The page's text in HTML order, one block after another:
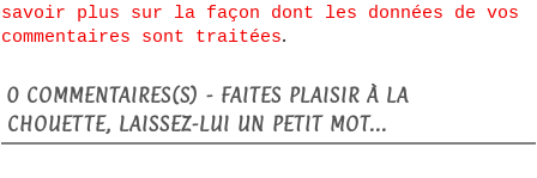
savoir plus sur la façon dont les données de vos
commentaires sont traitées.
0 COMMENTAIRES(S) - FAITES PLAISIR À LA
CHOUETTE, LAISSEZ-LUI UN PETIT MOT...